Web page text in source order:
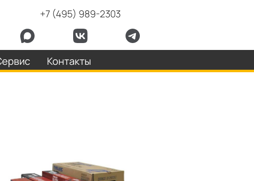
+7 (495) 989-2303
Контакты